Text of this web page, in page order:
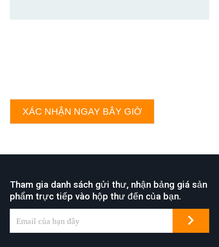
XÁC NHẬN NGAY BÂY GIỜ
Tham gia danh sách gửi thư, nhận bảng giá sản
phẩm trực tiếp vào hộp thư đến của bạn.